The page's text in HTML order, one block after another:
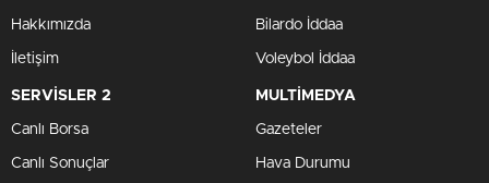
Hakkımızda
İletişim
Bilardo İddaa
Voleybol İddaa
SERVİSLER 2
Canlı Borsa
Canlı Sonuçlar
MULTİMEDYA
Gazeteler
Hava Durumu